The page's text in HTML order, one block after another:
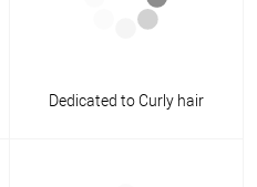
Dedicated to Curly hair